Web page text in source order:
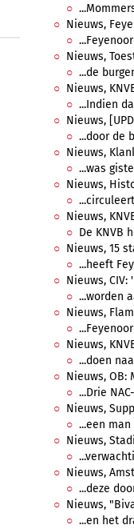
Nieuws,
Nieuws,
...de
Nieuws,
...Indien
Nieuws,
...door de
Nieuws,
...was
Nieuws,
Nieuws,
De KNVB
Nieuws, 15
...heeft
Nieuws,
...worden
Nieuws,
Nieuws,
...doen
Nieuws, OB:
...Drie
Nieuws,
...een
Nieuws,
Nieuws,
...deze
Nieuws,
...en het